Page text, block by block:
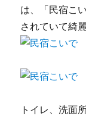
は、「民宿こ
されていて綺
トイレ、洗面